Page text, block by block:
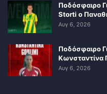
Ποδόσφαιρο
Storti ο
Αυγ 6, 2026
Ποδόσφαιρο
Κωνσταντίνα
Αυγ 6, 2026